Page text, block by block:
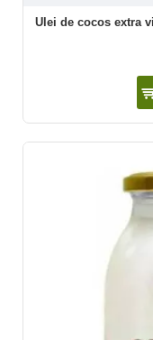
Ulei de cocos extra